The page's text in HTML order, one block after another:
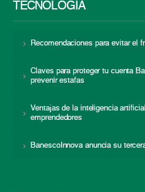
TECNOLOGÍA
Recomendaciones para evitar el
Claves para proteger tu cuenta
prevenir estafas
Ventajas de la inteligencia
emprendedores
BanescoInnova anuncia su